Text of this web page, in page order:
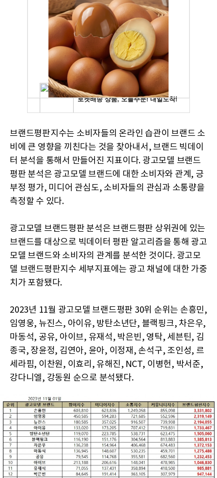
브랜드평판지수는 소비자들의 온라인 습관이 브랜드 소
비에 큰 영향을 끼친다는 것을 찾아내서, 브랜드 빅데이
터 분석을 통해서 만들어진 지표이다. 광고모델 브랜드
평판 분석은 광고모델 브랜드에 대한 소비자와 관계, 긍
부정 평가, 미디어 관심도, 소비자들의 관심과 소통량을
측정할 수 있다.
광고모델 브랜드평판 분석은 브랜드평판 상위권에 있는
브랜드를 대상으로 빅데이터 평판 알고리즘을 통해 광고
모델 브랜드와 소비자의 관계를 분석한 것이다. 광고모
델 브랜드평판지수 세부지표에는 광고 채널에 대한 가중
치가 포함됐다.
2023년 11월 광고모델 브랜드평판 30위 순위는 손흥민,
임영웅, 뉴진스, 아이유, 방탄소년단, 블랙핑크, 차은우,
마동석, 공유, 아이브, 유재석, 박은빈, 영탁, 세븐틴, 김
종국, 장윤정, 김연아, 윤아, 이정재, 손석구, 조인성, 르
세라핌, 이찬원, 이효리, 유해진, NCT, 이병헌, 박서준,
강다니엘, 강동원 순으로 분석됐다.